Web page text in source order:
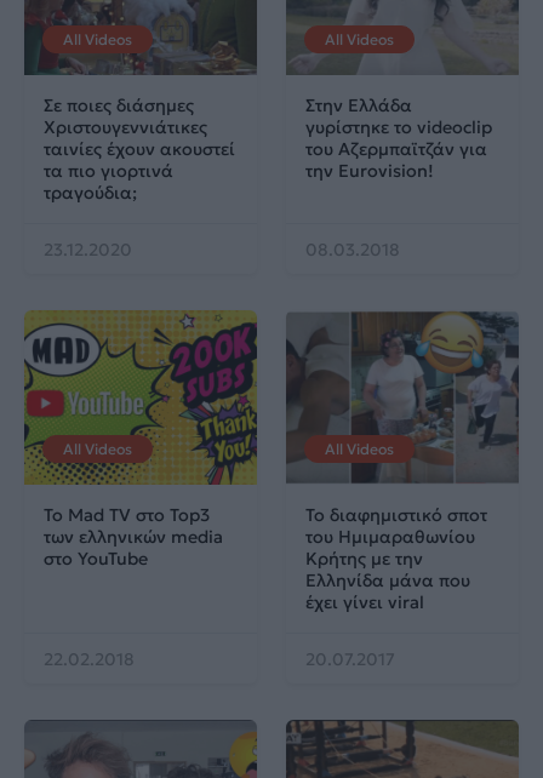
All Videos
Σε ποιες διάσημες
Χριστουγεννιάτικες
ταινίες έχουν ακουστεί
τα πιο γιορτινά
τραγούδια;
23.12.2020
All Videos
Στην Ελλάδα
γυρίστηκε το videoclip
του Αζερμπαϊτζάν για
την Eurovision!
08.03.2018
All Videos
Το Mad TV στο Top3
των ελληνικών media
στο YouTube
22.02.2018
All Videos
Το διαφημιστικό σποτ
του Ημιμαραθωνίου
Κρήτης με την
Eλληνίδα μάνα που
έχει γίνει viral
20.07.2017